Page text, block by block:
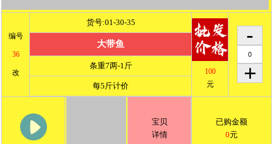
编号
36
改
货号:01-30-35
大带鱼
条重7两-1斤
每5斤计价
100
元
宝贝
详情
已购金额
0元